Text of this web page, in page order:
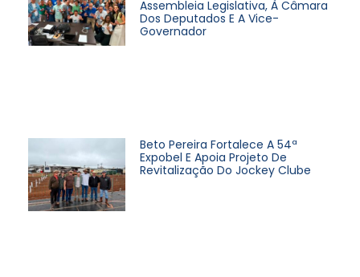
Assembleia Legislativa, À Câmara
Dos Deputados E A Vice-
Governador
Beto Pereira Fortalece A 54ª
Expobel E Apoia Projeto De
Revitalização Do Jockey Clube